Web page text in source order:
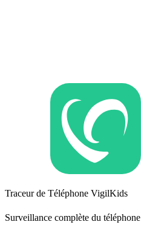
Traceur de Téléphone VigilKids
Surveillance complète du téléphone